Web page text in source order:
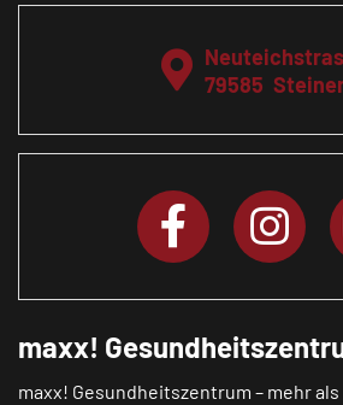
79585
maxx!
maxx! Gesundheitszentrum – mehr